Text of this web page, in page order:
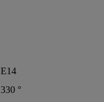
E14
330 °